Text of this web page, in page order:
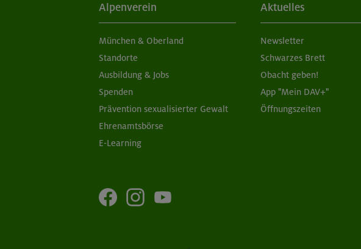
Alpenverein
München & Oberland
Standorte
Ausbildung & Jobs
Spenden
Prävention sexualisierter Gewalt
Ehrenamtsbörse
E-Learning
Aktuelles
Newsletter
Schwarzes Brett
Obacht geben!
App "Mein DAV+"
Öffnungszeiten